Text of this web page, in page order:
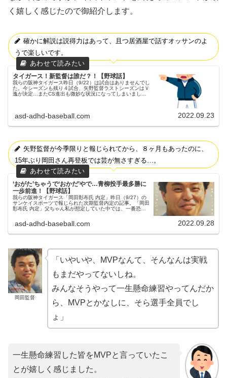
く嬉しく感じたので御紹介します。
確かに解説は説得力はあって、且つ居酒屋で話すオッサンのよ
うで楽しいです。
タイガース！新監督は誰だ？！【野球話】
我らの阪神タイガース昨日（9/22）は試合はありませんでし
た。今シーズンも残り４試合、矢野監督ラストシーズンはＶ
逸が決定…またCS進出も微妙な状況になってしまいまし
asd-adhd-baseball.com 2022.09.23
矢野監督が今季限りと報じられてから、８ヶ月もあったのに、
15年ぶり岡田さん再登板では芸が無さすぎる…。
‘おがた’ちゃうで‘おかだ’やで…青柳投手最多勝に
一歩前進！【野球話】
我らの阪神タイガース「岡田彰布氏 内定」昨日（9/27）の
サンケイスポーツで報じられた次期監督内定の記事。「岡田
彰布氏 内定」父ちゃん私が想定していた中では、一番恐れ
asd-adhd-baseball.com 2022.09.28
岡田監督
「いやいや、MVPなんて、そんなんは実戦
もまだやってないしね。
みんなそうやって一生懸命練習やってんだか
ら、MVPとかなしに、そら選手全員でし
ょ」
一生懸命練習した皆をMVPと言っていたこ
とが嬉しく感じました。